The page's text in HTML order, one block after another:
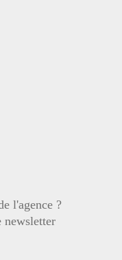
l'agence ?
newsletter